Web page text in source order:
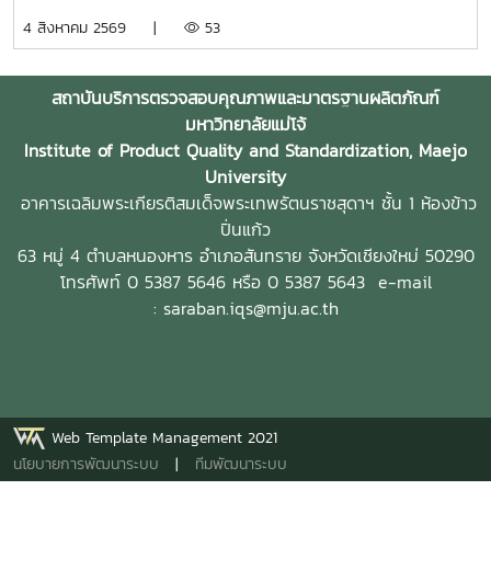
บริการและการสนับสนุนผลิตภัณฑ์สำหรับกลุ่มธุรกิจโรงแรม
พร้อมนำเสนอเงื่อนไขราคาพิเศษ ตลอดจนความพร้อมของทีมผู้
เชี่ยวชาญในการให้คำปรึกษา บรรยาย และสาธิตวิธีการใช้งานใน
พื้นที่จริง เพื่อให้บุคลากรของสถานประกอบการสามารถเลือกใช้
ผลิตภัณฑ์ได้อย่างถูกต้อง ปลอดภัย และเกิดประสิทธิภาพสูงสุด
การลงพื้นที่ดังกล่าวเป็นส่วนหนึ่งของภารกิจการถ่ายทอดองค์
ความรู้และส่งเสริมการนำผลงานวิจัยและนวัตกรรมของ
มหาวิทยาลัยแม่โจ้ไปใช้ประโยชน์ในภาคธุรกิจอย่างเป็นรูปธรรม
ตลอดจนสนับสนุนการบริหารจัดการพื้นที่สีเขียว ของเสีย น้ำเสีย
และสุขอนามัยภายในสถานประกอบการอย่างเป็นระบบ อันจะนำไป
สู่การดำเนินธุรกิจโรงแรมที่เป็นมิตรต่อสิ่งแวดล้อมและยั่งยืนใน
ระบบ ทั้งนี้ แนวทางความร่วมมือดังกล่าวอาจดำเนินการร่วมกับ
งานภาครัฐและหน่วยงานที่เกี่ยวข้อง เพื่อให้การวิจัยมีความครบ
ถ้วนตามหลักวิชาการ และสามารถนำผลการศึกษาไปต่อยอดทั้งใน
เชิงวิชาการ เชิงนวัตกรรม และเชิงพาณิชย์ในอนาคต อันจะนำไป
สู่การพัฒนาเทคโนโลยีและนวัตกรรมด้านปุ๋ยที่ตอบโจทย์ภาค
การเกษตรไทยอย่างยั่งยืน
ประกาศนียบัตร (Non-Degree) "ผู้ประกอบการโกโก้สร้างสรรค์
Cocoa Entrepreneur and High-Value Processing
Technologist for Global Markets)" ณ อาคารเฉลิมพระเกียรติ
สมเด็จพระเทพรัตนราชสุดา ชั้น 2 สถาบันบริการตรวจสอบ
คุณภาพและมาตรฐานผลิตภัณฑ์ มหาวิทยาลัยแม่โจ้ การอบรม
ครั้งนี้มีผู้ประกอบการ เกษตรกร และผู้สนใจจากทั่วประเทศเข้า
ร่วม เพื่อพัฒนาทักษะด้านการแปรรูปโกโก้และการผลิต
ช็อกโกแลตคุณภาพสูง โดยได้รับเกียรติจาก คุณกันต์ อรุณ
ประพันธ์ เจ้าของร้าน Lolé ผู้เชี่ยวชาญด้านช็อกโกแลตคราฟต์
และ คุณบดินทร์ เจริญพงศ์ชัย นายกสมาคมการค้าโกโก้และ
ช็อกโกแลตไทย (Thai Cocoa and Chocolate Trade
เข้าอบรมได้เรียนรู้ทั้งภาคทฤษฎีและภาคปฏิบัติ ตั้งแต่การ
ทำความเข้าใจคุณลักษณะของเมล็ดโกโก้ เทคนิค Chocolate
Tempering ซึ่งเป็นหัวใจสำคัญของการผลิตช็อกโกแลตคุณภาพ
4 สิงหาคม 2569 | 53
สถาบันบริการตรวจสอบคุณภาพและมาตรฐานผลิตภัณฑ์
มหาวิทยาลัยแม่โจ้
Institute of Product Quality and Standardization, Maejo
University
อาคารเฉลิมพระเกียรติสมเด็จพระเทพรัตนราชสุดาฯ ชั้น 1 ห้องข้าว
ปิ่นแก้ว
63 หมู่ 4 ตำบลหนองหาร อำเภอสันทราย จังหวัดเชียงใหม่ 50290
โทรศัพท์ 0 5387 5646 หรือ 0 5387 5643 e-mail
: saraban.iqs@mju.ac.th
Web Template Management 2021
นโยบายการพัฒนาระบบ | ทีมพัฒนาระบบ